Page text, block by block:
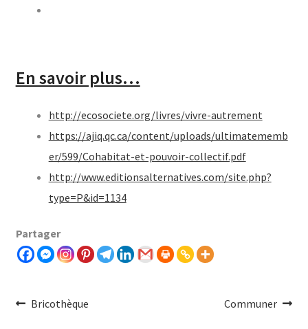
En savoir plus…
http://ecosociete.org/livres/vivre-autrement
https://ajiq.qc.ca/content/uploads/ultimatememb
er/599/Cohabitat-et-pouvoir-collectif.pdf
http://www.editionsalternatives.com/site.php?
type=P&id=1134
Partager
Navigation
Article
Bricothèque
Article
Communer